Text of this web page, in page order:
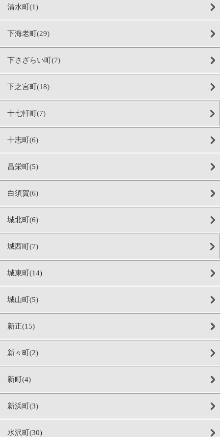
清水町(1)
下海老町(29)
下さざらい町(7)
下之宮町(18)
十七軒町(7)
十志町(6)
昌栄町(5)
白須賀(6)
城北町(6)
城西町(7)
城東町(14)
城山町(5)
新正(15)
新々町(2)
新町(4)
新浜町(3)
水沢町(30)